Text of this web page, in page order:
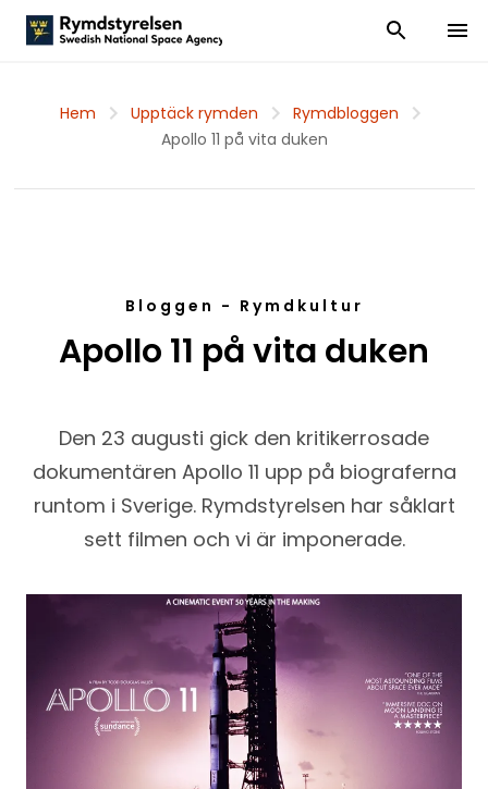
Visa och dölj
Visa
Hem Upptäck rymden
Rymdbloggen
Apollo 11 på vita duken
Bloggen - Rymdkultur
Apollo 11 på vita duken
Den 23 augusti gick den kritikerrosade
dokumentären Apollo 11 upp på biograferna
runtom i Sverige. Rymdstyrelsen har såklart
sett filmen och vi är imponerade.